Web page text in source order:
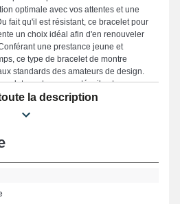
optimale avec vos attentes et une
fait qu'il est résistant, ce bracelet pour
un choix idéal afin d'en renouveler
une prestance jeune et
ce type de bracelet de montre
standards des amateurs de design.
montre connectée, il est
sur les références RS3, Solaire Lite, 2
la description